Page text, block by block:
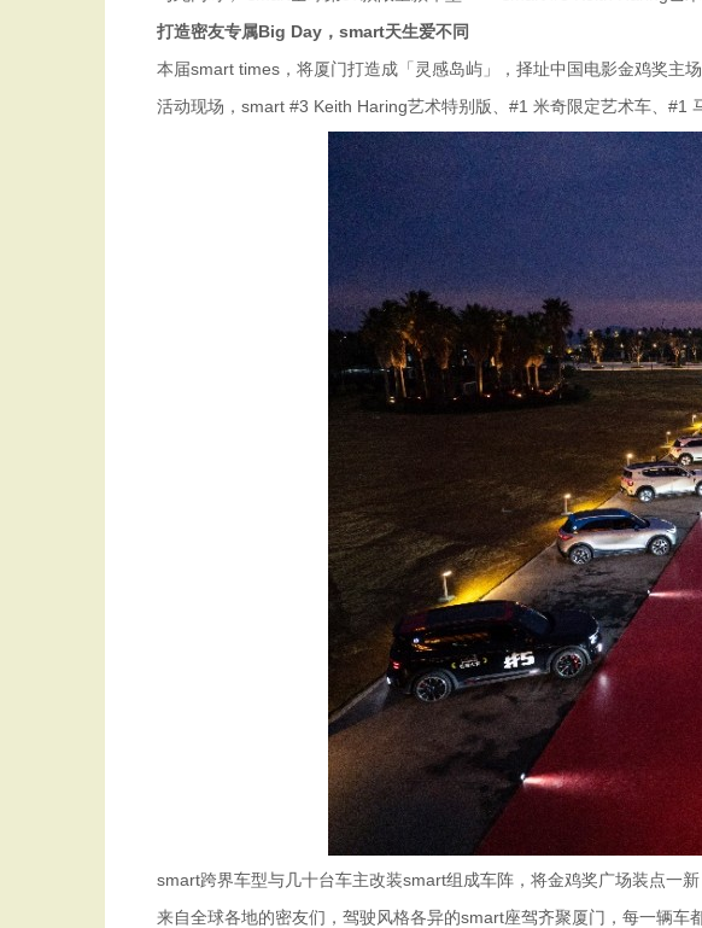
打造密友专属Big Day ， smart天生爱不同
本届smart times，将厦门打造成「灵感岛屿」，择址中国电影金鸡奖主
活动现场，smart #3 Keith Haring艺术特别版、#1 米奇限定艺术车、#1
smart跨界车型与几十台车主改装smart组成车阵，将金鸡奖广场装点一新
来自全球各地的密友们，驾驶风格各异的smart座驾齐聚厦门，每一辆车